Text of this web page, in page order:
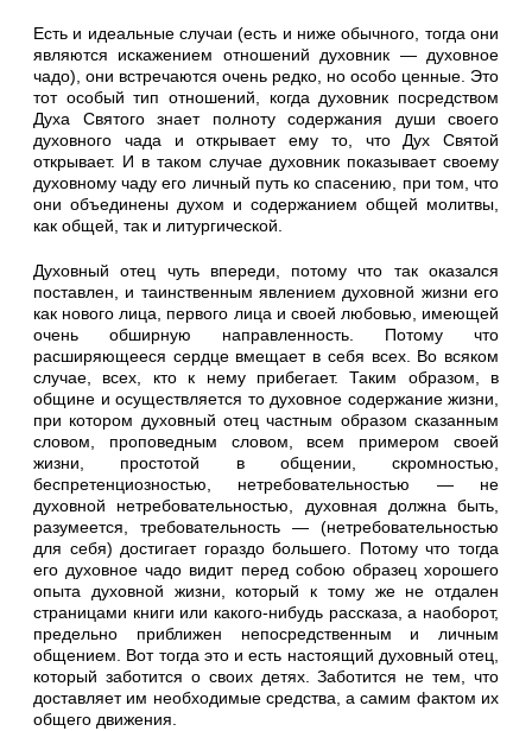
Есть и идеальные случаи (есть и ниже обычного, тогда они
являются искажением отношений духовник — духовное
чадо), они встречаются очень редко, но особо ценные. Это
тот особый тип отношений, когда духовник посредством
Духа Святого знает полноту содержания души своего
духовного чада и открывает ему то, что Дух Святой
открывает. И в таком случае духовник показывает своему
духовному чаду его личный путь ко спасению, при том, что
они объединены духом и содержанием общей молитвы,
как общей, так и литургической.
Духовный отец чуть впереди, потому что так оказался
поставлен, и таинственным явлением духовной жизни его
как нового лица, первого лица и своей любовью, имеющей
очень обширную направленность. Потому что
расширяющееся сердце вмещает в себя всех. Во всяком
случае, всех, кто к нему прибегает. Таким образом, в
общине и осуществляется то духовное содержание жизни,
при котором духовный отец частным образом сказанным
словом, проповедным словом, всем примером своей
жизни, простотой в общении, скромностью,
беспретенциозностью, нетребовательностью — не
духовной нетребовательностью, духовная должна быть,
разумеется, требовательность — (нетребовательностью
для себя) достигает гораздо большего. Потому что тогда
его духовное чадо видит перед собою образец хорошего
опыта духовной жизни, который к тому же не отдален
страницами книги или какого-нибудь рассказа, а наоборот,
предельно приближен непосредственным и личным
общением. Вот тогда это и есть настоящий духовный отец,
который заботится о своих детях. Заботится не тем, что
доставляет им необходимые средства, а самим фактом их
общего движения.